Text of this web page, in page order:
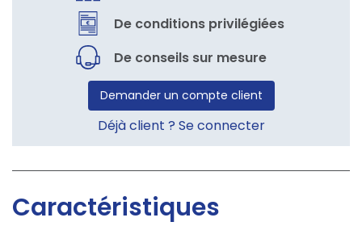
De conditions privilégiées
De conseils sur mesure
Demander un compte client
Déjà client ? Se connecter
Caractéristiques